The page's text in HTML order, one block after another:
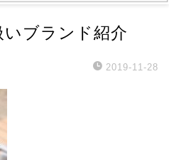
ブランド紹介
2019-11-28